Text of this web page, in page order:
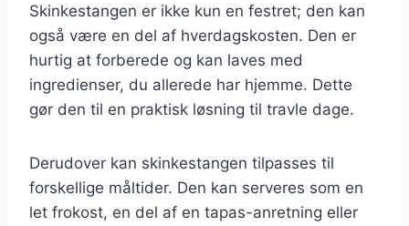
Skinkestangen er ikke kun en festret; den kan
også være en del af hverdagskosten. Den er
hurtig at forberede og kan laves med
ingredienser, du allerede har hjemme. Dette
gør den til en praktisk løsning til travle dage.
Derudover kan skinkestangen tilpasses til
forskellige måltider. Den kan serveres som en
let frokost, en del af en tapas-anretning eller